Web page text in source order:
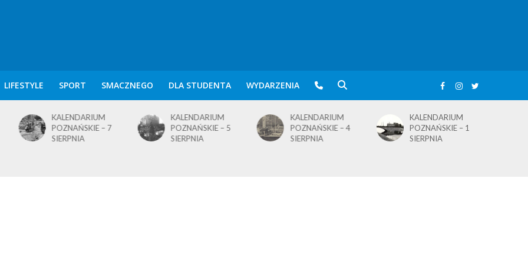
LIFESTYLE SPORT SMACZNEGO DLA STUDENTA WYDARZENIA
KALENDARIUM
POZNAŃSKIE – 7
SIERPNIA
KALENDARIUM
POZNAŃSKIE – 5
SIERPNIA
KALENDARIUM
POZNAŃSKIE – 4
SIERPNIA
KALENDARIUM
POZNAŃSKIE – 1
SIERPNIA